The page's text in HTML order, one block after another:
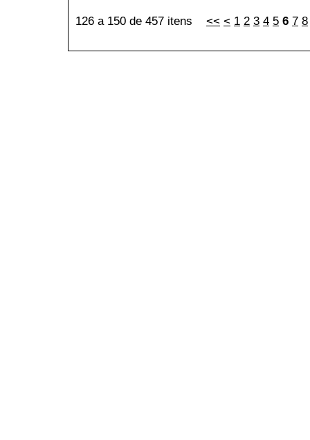
126 a 150 de 457 itens << < 1 2 3 4 5 6 7 8